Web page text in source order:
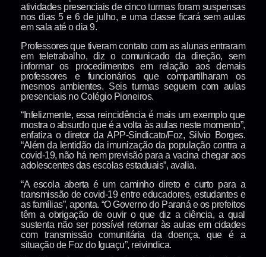
atividades presenciais de cinco turmas foram suspensas
nos dias 5 e 6 de julho, e uma classe ficará sem aulas
em sala até o dia 9.
Professores que tiveram contato com as alunas entraram
em teletrabalho, diz o comunicado da direção, sem
informar os procedimentos em relação aos demais
professores e funcionários que compartilharam os
mesmos ambientes. Seis turmas seguem com aulas
presenciais no Colégio Pioneiros.
“Infelizmente, essa reincidência é mais um exemplo que
mostra o absurdo que é a volta às aulas neste momento”,
enfatiza o diretor da APP-Sindicato/Foz, Silvio Borges.
“Além da lentidão da imunização da população contra a
covid-19, não há nem previsão para a vacina chegar aos
adolescentes das escolas estaduais”, avalia.
“A escola aberta é um caminho direto e curto para a
transmissão de covid-19 entre educadores, estudantes e
as famílias”, aponta. “O Governo do Paraná e os prefeitos
têm a obrigação de ouvir o que diz a ciência, a qual
sustenta não ser possível retornar às aulas em cidades
com transmissão comunitária da doença, que é a
situação de Foz do Iguaçu”, reivindica.